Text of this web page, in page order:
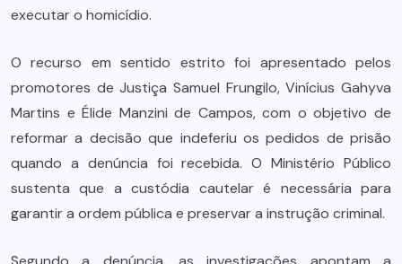
executar o homicídio.
O recurso em sentido estrito foi apresentado pelos
promotores de Justiça Samuel Frungilo, Vinícius Gahyva
Martins e Élide Manzini de Campos, com o objetivo de
reformar a decisão que indeferiu os pedidos de prisão
quando a denúncia foi recebida. O Ministério Público
sustenta que a custódia cautelar é necessária para
garantir a ordem pública e preservar a instrução criminal.